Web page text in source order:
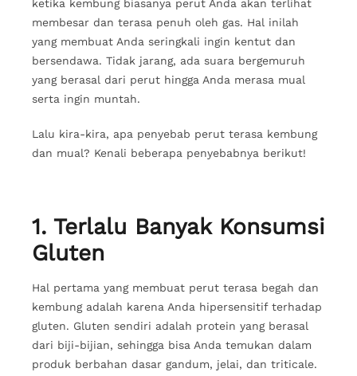
ketika kembung biasanya perut Anda akan terlihat
membesar dan terasa penuh oleh gas. Hal inilah
yang membuat Anda seringkali ingin kentut dan
bersendawa. Tidak jarang, ada suara bergemuruh
yang berasal dari perut hingga Anda merasa mual
serta ingin muntah.
Lalu kira-kira, apa penyebab perut terasa kembung
dan mual? Kenali beberapa penyebabnya berikut!
1. Terlalu Banyak Konsumsi
Gluten
Hal pertama yang membuat perut terasa begah dan
kembung adalah karena Anda hipersensitif terhadap
gluten. Gluten sendiri adalah protein yang berasal
dari biji-bijian, sehingga bisa Anda temukan dalam
produk berbahan dasar gandum, jelai, dan triticale.